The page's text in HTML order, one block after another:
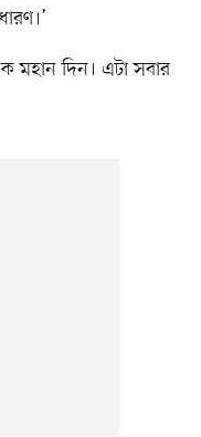
মহান দিন। এটা সবার